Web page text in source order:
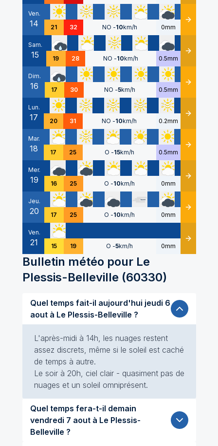
Ven.
14 21 32 NO -10km/h 0mm Détails
Sam.
15 19 28 NO -10km/h 0.5mm Détails
Dim.
16 17 30 NO -5km/h 0.5mm Détails
Lun.
17 20 31 NO -10km/h 0.2mm Détails
Mar.
18 17 25 O -15km/h 0.5mm Détails
Mer.
19 16 25 O -10km/h 0mm Détails
Jeu.
20 17 25 O -10km/h 0mm Détails
Ven.
21 15 19 O -5km/h 0mm Détails
Bulletin météo pour Le
Plessis-Belleville (60330)
Quel temps fait-il aujourd'hui jeudi 6
aout à Le Plessis-Belleville ?
L'après-midi à 14h, les nuages restent
assez discrets, même si le soleil est caché
de temps à autre.
Le soir à 20h, ciel clair - quasiment pas de
nuages et un soleil omniprésent.
Quel temps fera-t-il demain
vendredi 7 aout à Le Plessis-
Belleville ?